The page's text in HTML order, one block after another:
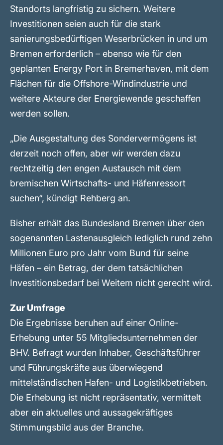
Standorts langfristig zu sichern. Weitere
Investitionen seien auch für die stark
sanierungsbedürftigen Weserbrücken in und um
Bremen erforderlich – ebenso wie für den
geplanten Energy Port in Bremerhaven, mit dem
Flächen für die Offshore-Windindustrie und
weitere Akteure der Energiewende geschaffen
werden sollen.
„Die Ausgestaltung des Sondervermögens ist
derzeit noch offen, aber wir werden dazu
rechtzeitig den engen Austausch mit dem
bremischen Wirtschafts- und Häfenressort
suchen“, kündigt Rehberg an.
Bisher erhält das Bundesland Bremen über den
sogenannten Lastenausgleich lediglich rund zehn
Millionen Euro pro Jahr vom Bund für seine
Häfen – ein Betrag, der dem tatsächlichen
Investitionsbedarf bei Weitem nicht gerecht wird.
Zur Umfrage
Die Ergebnisse beruhen auf einer Online-
Erhebung unter 55 Mitgliedsunternehmen der
BHV. Befragt wurden Inhaber, Geschäftsführer
und Führungskräfte aus überwiegend
mittelständischen Hafen- und Logistikbetrieben.
Die Erhebung ist nicht repräsentativ, vermittelt
aber ein aktuelles und aussagekräftiges
Stimmungsbild aus der Branche.